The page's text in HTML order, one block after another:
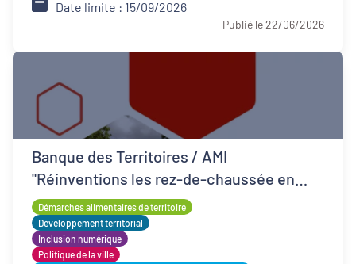
Date limite : 15/09/2026
Publié le 22/06/2026
Banque des Territoires / AMI
"Réinventions les rez-de-chaussée en
QPV"
Démarches alimentaires de territoire
Développement territorial
Inclusion numérique
Politique de la ville